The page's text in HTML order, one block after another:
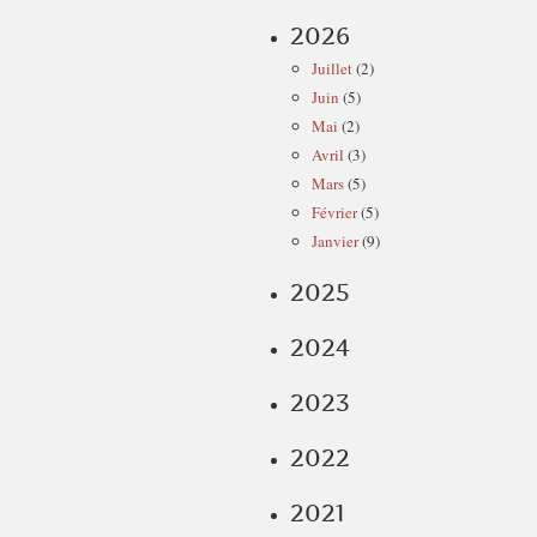
2026
Juillet(2)
Juin (5)
Mai (2)
Avril (3)
Mars(5)
Février(5)
Janvier(9)
2025
2024
2023
2022
2021